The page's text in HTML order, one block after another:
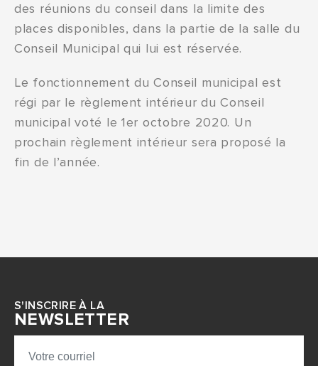
des réunions du conseil dans la limite des
places disponibles, dans la partie de la salle du
Conseil Municipal qui lui est réservée.
Le fonctionnement du Conseil municipal est
régi par le règlement intérieur du Conseil
municipal voté le 1er octobre 2020. Un
prochain règlement intérieur sera proposé la
fin de l’année.
S'INSCRIRE À LA
NEWSLETTER